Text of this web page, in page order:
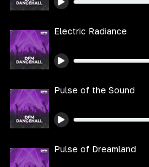
Electric Radiance
Pulse of the Sound
Pulse of Dreamland